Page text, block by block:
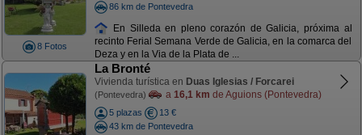
8 Fotos
86 km de Pontevedra
En Silleda en pleno corazón de Galicia, próxima al
recinto Ferial Semana Verde de Galicia, en la comarca del
Deza y en la Via de la Plata de ...
La Bronté
Vivienda turística en Duas Iglesias / Forcarei
(Pontevedra) a 16,1 km de Aguions (Pontevedra)
5 plazas
13 €
43 km de Pontevedra